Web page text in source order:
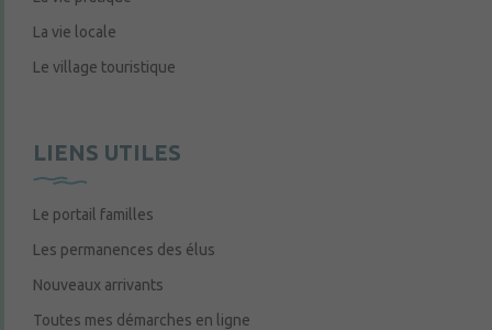
La vie locale
Le village touristique
LIENS UTILES
Le portail familles
Les permanences des élus
Nouveaux arrivants
Toutes mes démarches en ligne